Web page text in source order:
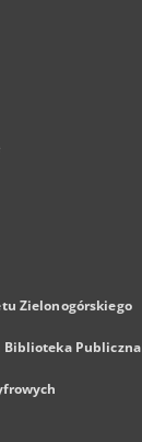
Zielonogórskiego
Biblioteka Publiczna